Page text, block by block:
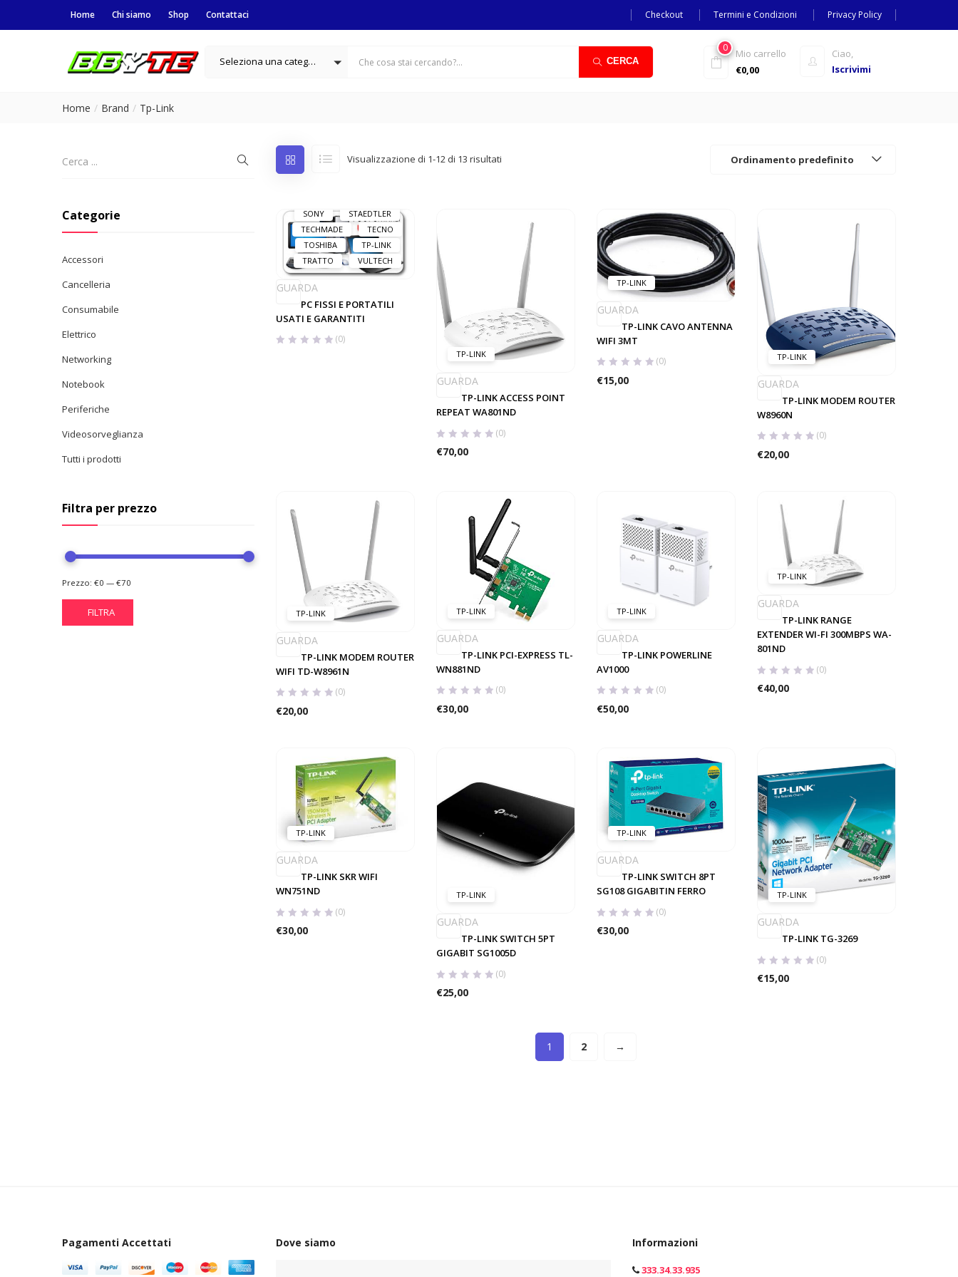
Home Chi siamo Shop Contattaci Checkout Termini e Condizioni Privacy Policy
Seleziona una categoria CERCA
Ciao,
Iscrivimi
0
Mio carrello
€0,00
Home Brand Tp-Link
Visualizzazione di 1-12 di 13 risultati Ordinamento predefinito
MAXTOR
MSI
SONY
STAEDTLER
TECHMADE
TECNO
TOSHIBA
TP-LINK
TRATTO
VULTECH
GUARDA
PC FISSI E PORTATILI
USATI E GARANTITI
(0)
TP-LINK
GUARDA
TP-LINK ACCESS POINT
REPEAT WA801ND
(0)
€70,00
TP-LINK
GUARDA
TP-LINK CAVO ANTENNA
WIFI 3MT
(0)
€15,00
TP-LINK
GUARDA
TP-LINK MODEM ROUTER
W8960N
(0)
€20,00
TP-LINK
GUARDA
TP-LINK MODEM ROUTER
WIFI TD-W8961N
(0)
€20,00
TP-LINK
GUARDA
TP-LINK PCI-EXPRESS TL-
WN881ND
(0)
€30,00
TP-LINK
GUARDA
TP-LINK POWERLINE
AV1000
(0)
€50,00
TP-LINK
GUARDA
TP-LINK RANGE
EXTENDER WI-FI 300MBPS WA-
801ND
(0)
€40,00
TP-LINK
GUARDA
TP-LINK SKR WIFI
WN751ND
(0)
€30,00
TP-LINK
GUARDA
TP-LINK SWITCH 5PT
GIGABIT SG1005D
(0)
€25,00
TP-LINK
GUARDA
TP-LINK SWITCH 8PT
SG108 GIGABITIN FERRO
(0)
€30,00
TP-LINK
GUARDA
TP-LINK TG-3269
(0)
€15,00
1 2 →
Categorie
Accessori
Cancelleria
Consumabile
Elettrico
Networking
Notebook
Periferiche
Videosorveglianza
Tutti i prodotti
Filtra per prezzo
FILTRA
Prezzo: €0 — €70
Pagamenti Accettati Informazioni
333.34.33.935
Dove siamo